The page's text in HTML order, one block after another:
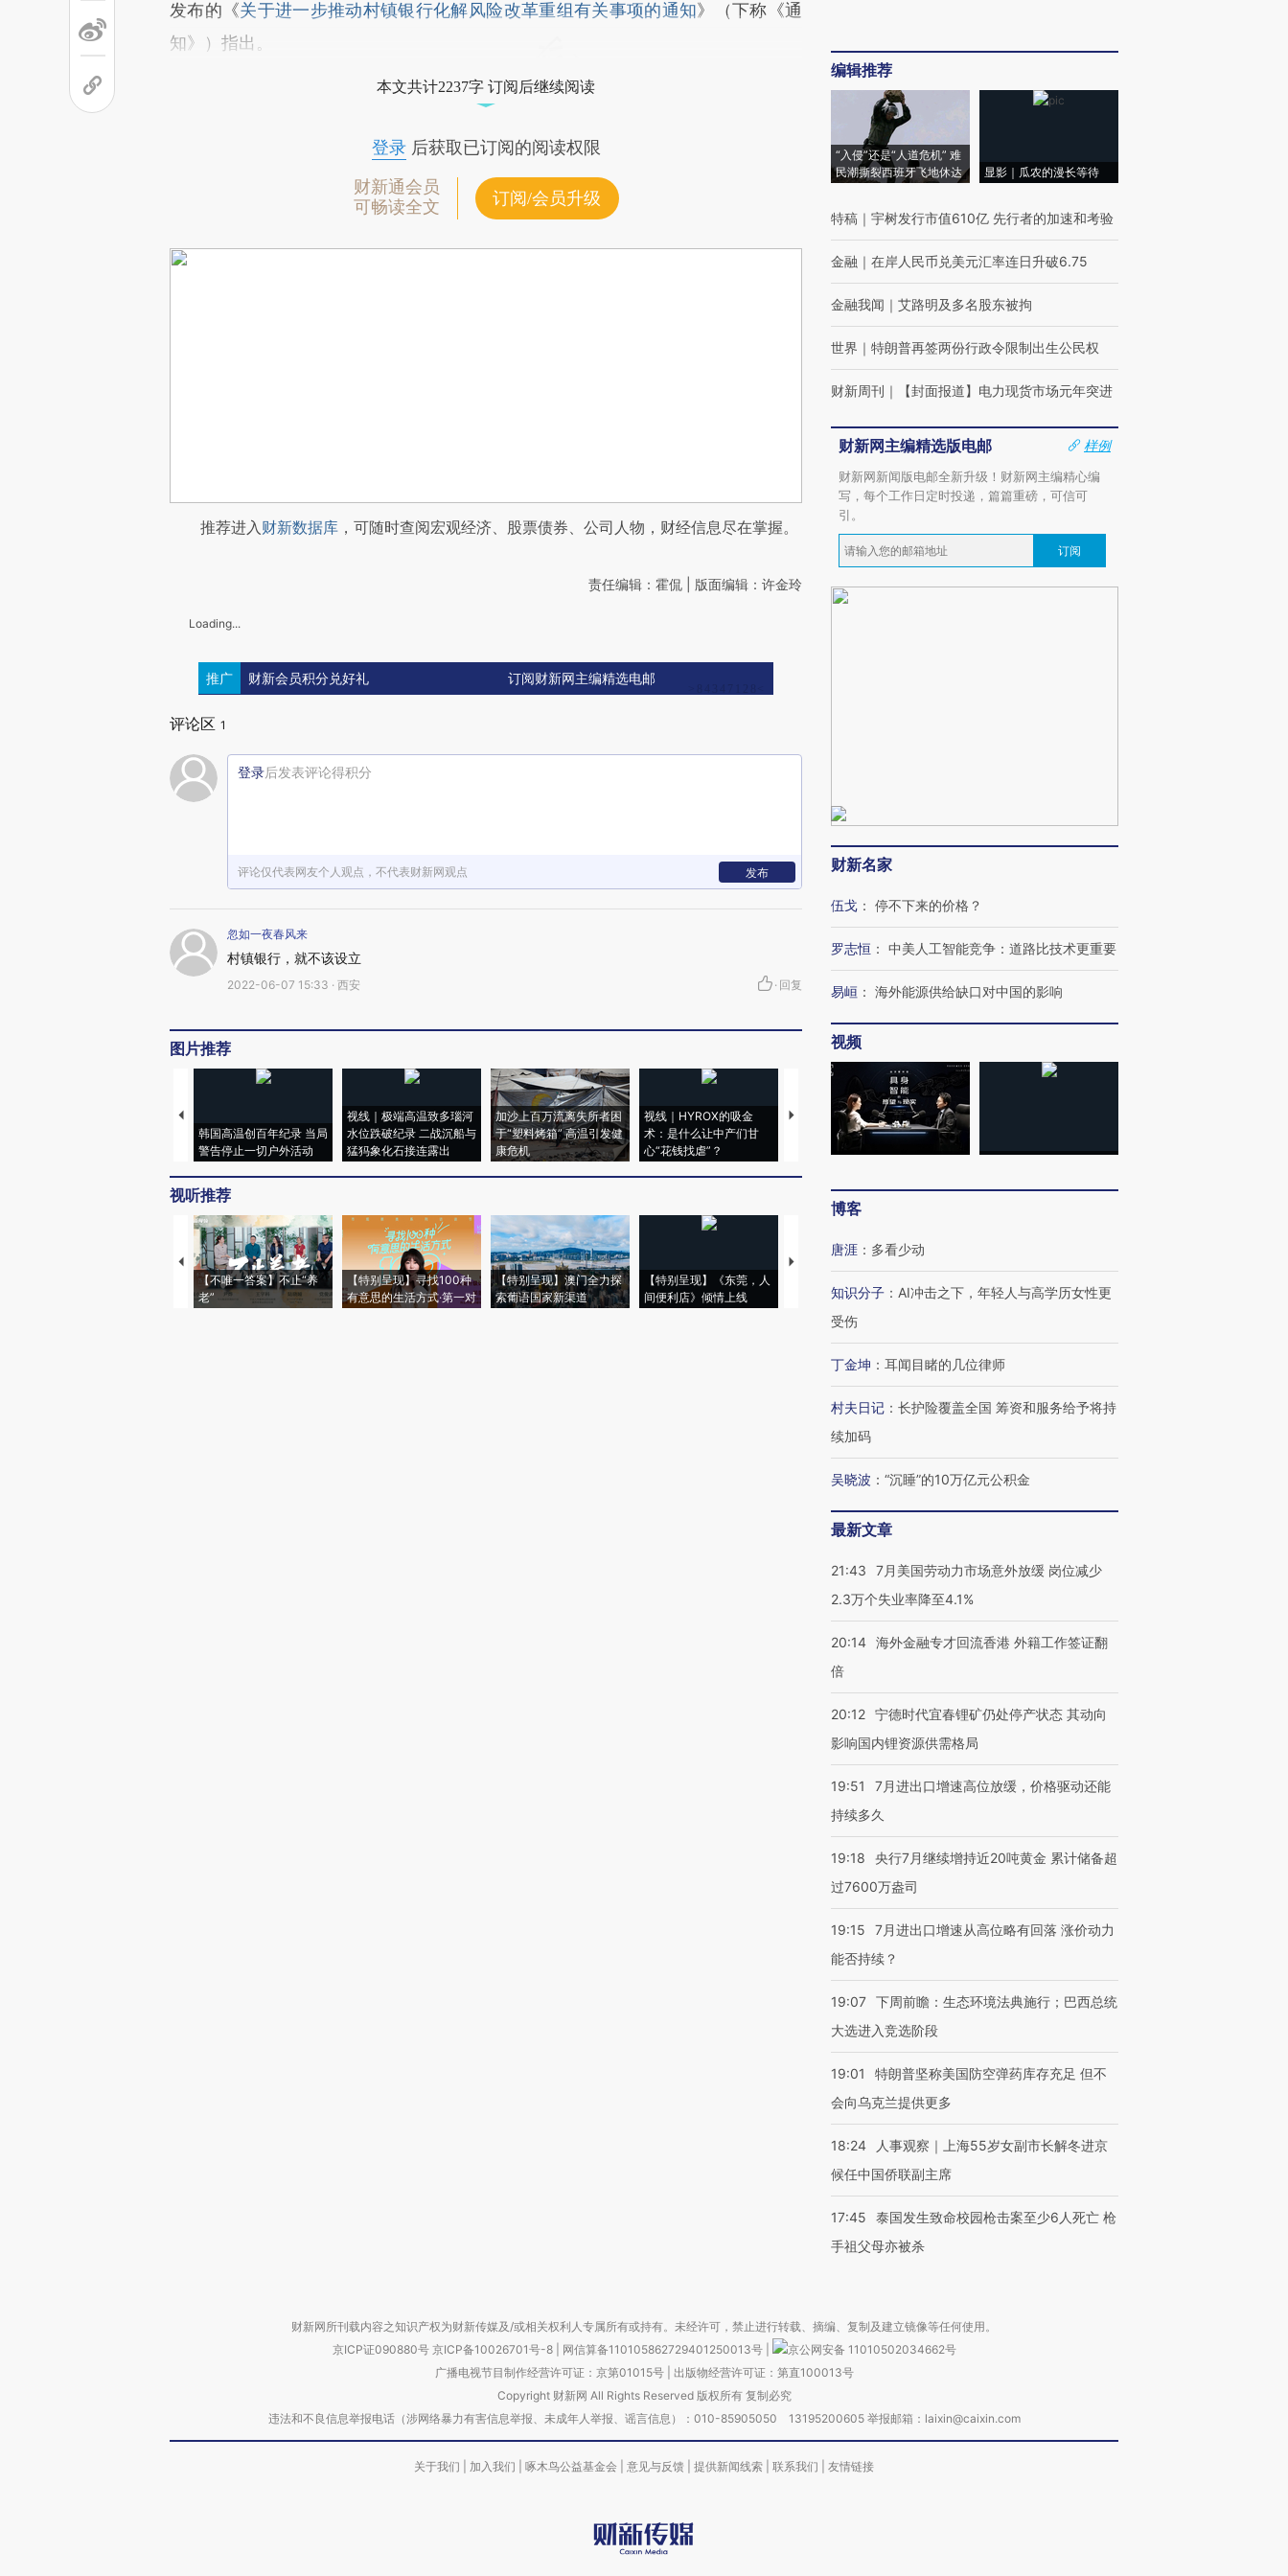
发布的《关于进一步推动村镇银行化解风险改革重组有关事项的通知》（下称《通
知》）指出。
本文共计2237字 订阅后继续阅读
登录后获取已订阅的阅读权限
财新通会员
可畅读全文
订阅/会员升级
推荐进入财新数据库 ，可随时查阅宏观经济、股票债券、公司人物，财经信息尽在掌握。
责任编辑：霍侃 | 版面编辑：许金玲
Loading...
推广 财新会员积分兑好礼 订阅财新网主编精选电邮
评论区 1
登录后发表评论得积分
评论仅代表网友个人观点，不代表财新网观点 发布
忽如一夜春风来
村镇银行，就不该设立
2022-06-07 15:33 · 西安 · 回复
图片推荐
韩国高温创百年纪录 当局
警告停止一切户外活动
视线｜极端高温致多瑙河
水位跌破纪录 二战沉船与
猛犸象化石接连露出
加沙上百万流离失所者困
于“塑料烤箱” 高温引发健
康危机
视线｜HYROX的吸金
术：是什么让中产们甘
心“花钱找虐”？
马航飞行员跨国走私7万
粒摇头丸 尿检体内含3种
视线｜被称为“蟑螂”的印
度Z世代 用街头抗争将教
育部长拱下台
飞地休达
视听推荐
【不唯一答案】不止“养
老”
【特别呈现】寻找100种
有意思的生活方式·第一对
【特别呈现】澳门全力探
索葡语国家新渠道
【特别呈现】《东莞，人
间便利店》倾情上线
【推广】走进第四届链博
有意思的生活方式·第三对
住三大增长引擎是什么？
编辑推荐
“入侵”还是“人道危机” 难
民潮撕裂西班牙飞地休达
显影｜瓜农的漫长等待
特稿 ｜ 宇树发行市值610亿 先行者的加速和考验
金融 ｜ 在岸人民币兑美元汇率连日升破6.75
金融我闻 ｜ 艾路明及多名股东被拘
世界 ｜ 特朗普再签两份行政令限制出生公民权
财新周刊 ｜ 【封面报道】电力现货市场元年突进
财新网主编精选版电邮
样例
财新网新闻版电邮全新升级！财新网主编精心编
写，每个工作日定时投递，篇篇重磅，可信可
引。
订阅
财新名家
伍戈 ： 停不下来的价格？
罗志恒 ： 中美人工智能竞争：道路比技术更重要
易峘 ： 海外能源供给缺口对中国的影响
视频
博客
唐涯 ： 多看少动
知识分子 ： AI冲击之下，年轻人与高学历女性更
受伤
丁金坤 ： 耳闻目睹的几位律师
村夫日记 ： 长护险覆盖全国 筹资和服务给予将持
续加码
吴晓波 ： “沉睡”的10万亿元公积金
最新文章
21:43
7月美国劳动力市场意外放缓 岗位减少
2.3万个失业率降至4.1%
20:14 海外金融专才回流香港 外籍工作签证翻
倍
20:12 宁德时代宜春锂矿仍处停产状态 其动向
影响国内锂资源供需格局
19:51
7月进出口增速高位放缓，价格驱动还能
持续多久
19:18
央行7月继续增持近20吨黄金 累计储备超
过7600万盎司
19:15
7月进出口增速从高位略有回落 涨价动力
能否持续？
19:07 下周前瞻：生态环境法典施行；巴西总统
大选进入竞选阶段
19:01
特朗普坚称美国防空弹药库存充足 但不
会向乌克兰提供更多
18:24
人事观察｜上海55岁女副市长解冬进京
候任中国侨联副主席
17:45
泰国发生致命校园枪击案至少6人死亡 枪
手祖父母亦被杀
财新网所刊载内容之知识产权为财新传媒及/或相关权利人专属所有或持有。未经许可，禁止进行转载、摘编、复制及建立镜像等任何使用。
京ICP证090880号 京ICP备10026701号-8 网信算备110105862729401250013号
京公网安备 11010502034662号
广播电视节目制作经营许可证：京第01015号| 出版物经营许可证：第直100013号
Copyright 财新网 All Rights Reserved 版权所有 复制必究
违法和不良信息举报电话（涉网络暴力有害信息举报、未成年人举报、谣言信息）：010-85905050 13195200605 举报邮箱：laixin@caixin.com
关于我们 加入我们 啄木鸟公益基金会 意见与反馈 提供新闻线索 联系我们 友情链接